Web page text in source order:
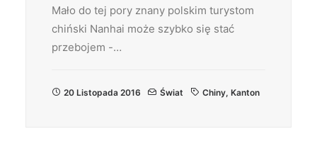
Mało do tej pory znany polskim turystom
chiński Nanhai może szybko się stać
przebojem -…
20 Listopada 2016 Świat Chiny, Kanton